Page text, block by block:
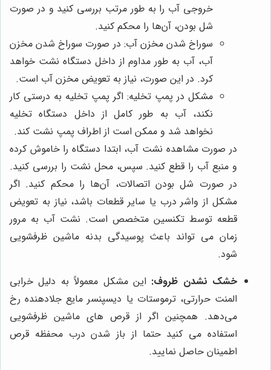
خروجی آب را به طور مرتب بررسی کنید و در صورت
شل بودن، آن‌ها را محکم کنید.
سوراخ شدن مخزن آب: در صورت سوراخ شدن مخزن
آب، آب به طور مداوم از داخل دستگاه نشت خواهد
کرد. در این صورت، نیاز به تعویض مخزن آب است.
مشکل در پمپ تخلیه: اگر پمپ تخلیه به درستی کار
نکند، آب به طور کامل از داخل دستگاه تخلیه
نخواهد شد و ممکن است از اطراف پمپ نشت کند.
در صورت مشاهده نشت آب، ابتدا دستگاه را خاموش کرده
و منبع آب را قطع کنید. سپس، محل نشت را بررسی کنید.
در صورت شل بودن اتصالات، آن‌ها را محکم کنید. اگر
مشکل از واشر درب یا سایر قطعات باشد، نیاز به تعویض
قطعه توسط تکنسین متخصص است. نشت آب به مرور
زمان می تواند باعث پوسیدگی بدنه ماشین ظرفشویی
شود.
خشک نشدن ظروف: این مشکل معمولاً به دلیل خرابی
المنت حرارتی، ترموستات یا دیسپنسر مایع جلادهنده رخ
می‌دهد. همچنین اگر از قرص های ماشین ظرفشویی
استفاده می کنید حتما از باز شدن درب محفظه قرص
اطمینان حاصل نمایید.